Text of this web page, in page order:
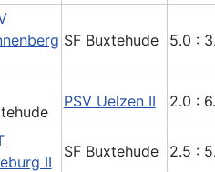
SF Buxtehude 5.0 :
PSV Uelzen II 2.0 :
II
SF Buxtehude 2.5 :